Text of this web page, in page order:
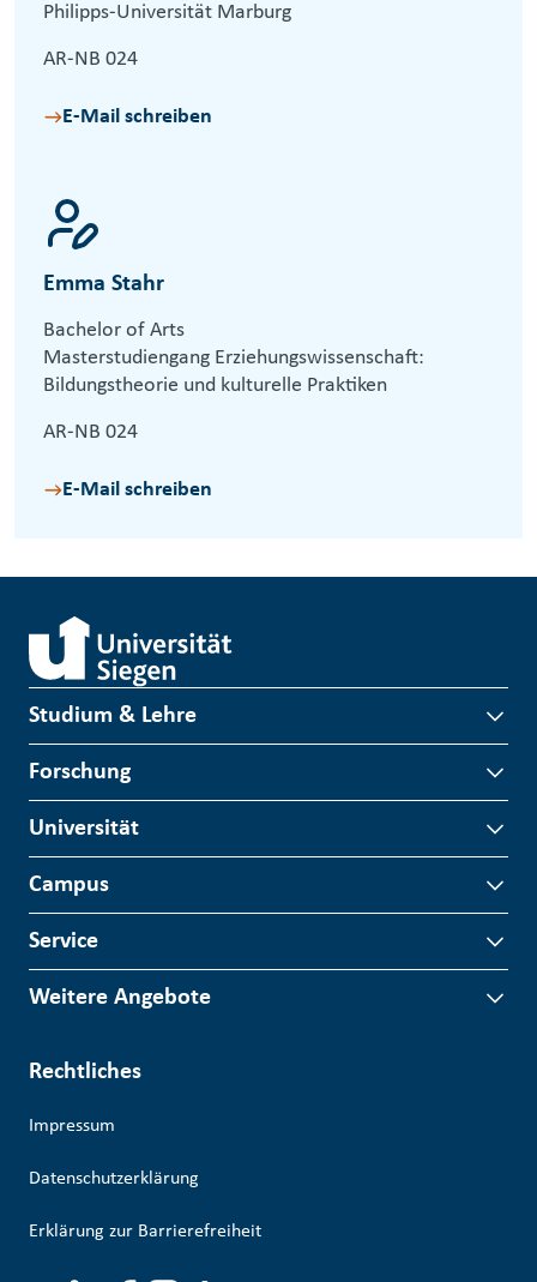
Philipps-Universität Marburg
AR-NB 024
E-Mail schreiben
Emma Stahr
Bachelor of Arts
Masterstudiengang Erziehungswissenschaft:
Bildungstheorie und kulturelle Praktiken
AR-NB 024
E-Mail schreiben
Studium & Lehre
Forschung
Universität
Campus
Service
Weitere Angebote
Rechtliches
Impressum
Datenschutzerklärung
Erklärung zur Barrierefreiheit